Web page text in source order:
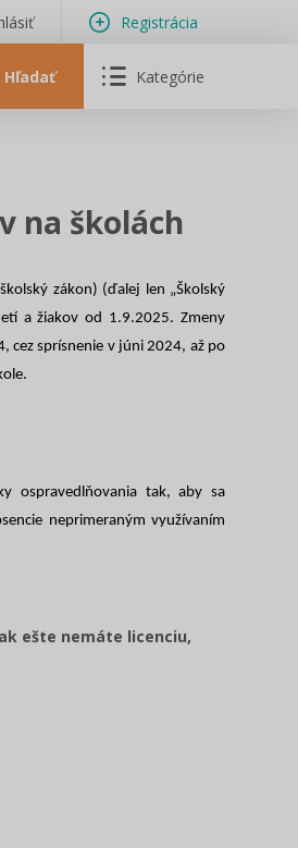
Registrácia
Hľadať Kategórie
na školách
zákon) (ďalej len „Školský
a žiakov od 1.9.2025. Zmeny
cez sprísnenie v júni 2024, až po
ospravedlňovania tak, aby sa
neprimeraným využívaním
ešte nemáte licenciu,